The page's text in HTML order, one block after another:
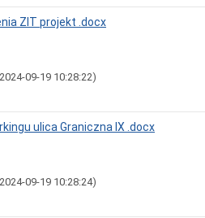
ZIT projekt .docx
09-19 10:28:22)
ulica Graniczna IX .docx
09-19 10:28:24)